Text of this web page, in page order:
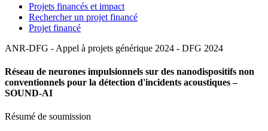
Projets financés et impact
Rechercher un projet financé
Projet financé
ANR-DFG - Appel à projets générique 2024 - DFG 2024
Réseau de neurones impulsionnels sur des nanodispositifs non
conventionnels pour la détection d'incidents acoustiques –
SOUND-AI
Résumé de soumission